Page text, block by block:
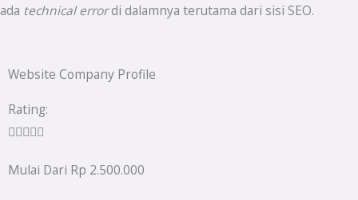
ada technical errordi dalamnya terutama dari sisi SEO.
Website Company Profile
Rating:

Rated
of
Mulai Dari Rp 2.500.000